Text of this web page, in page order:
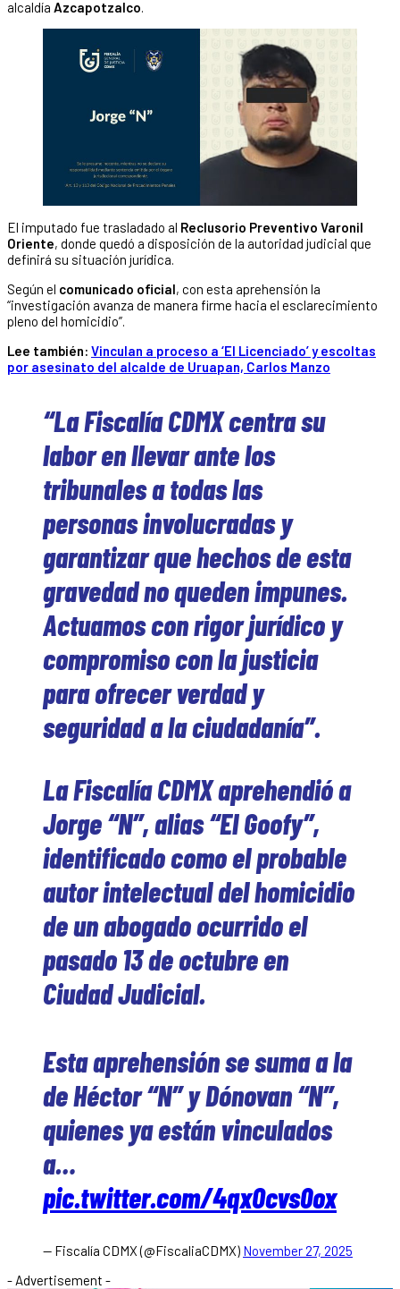
alcaldía Azcapotzalco
El imputado fue trasladado al Reclusorio Preventivo Varonil
Oriente, donde quedó a disposición de la autoridad judicial que
definirá su situación jurídica.
Según el comunicado oficial, con esta aprehensión la
“investigación avanza de manera firme hacia el esclarecimiento
pleno del homicidio”.
Lee también: Vinculan a proceso a ‘El Licenciado’ y escoltas
por asesinato del alcalde de Uruapan, Carlos Manzo
“La Fiscalía CDMX centra su
labor en llevar ante los
tribunales a todas las
personas involucradas y
garantizar que hechos de esta
gravedad no queden impunes.
Actuamos con rigor jurídico y
compromiso con la justicia
para ofrecer verdad y
seguridad a la ciudadanía”.
La Fiscalía CDMX aprehendió a
Jorge “N”, alias “El Goofy”,
identificado como el probable
autor intelectual del homicidio
de un abogado ocurrido el
pasado 13 de octubre en
Ciudad Judicial.
Esta aprehensión se suma a la
de Héctor “N” y Dónovan “N”,
quienes ya están vinculados
a…
pic.twitter.com/4qxOcvs0ox
— Fiscalía CDMX (@FiscaliaCDMX) November 27, 2025
- Advertisement -